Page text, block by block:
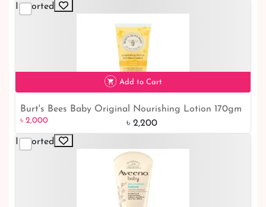
Imported
৳ 2,000 9% off
Add to Cart
Burt's Bees Baby Original Nourishing Lotion 170gm
৳ 2,000
৳ 2,200
Imported